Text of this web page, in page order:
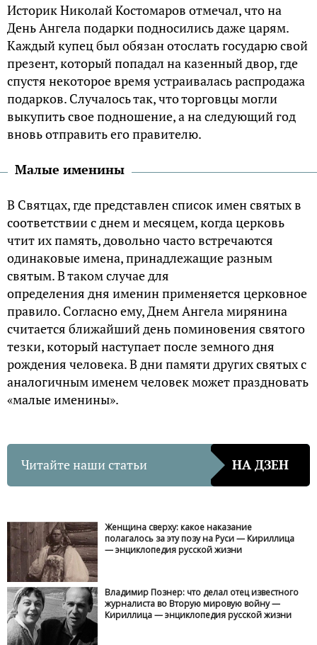
Историк Николай Костомаров отмечал, что на
День Ангела подарки подносились даже царям.
Каждый купец был обязан отослать государю свой
презент, который попадал на казенный двор, где
спустя некоторое время устраивалась распродажа
подарков. Случалось так, что торговцы могли
выкупить свое подношение, а на следующий год
вновь отправить его правителю.
Малые именины
В Святцах, где представлен список имен святых в
соответствии с днем и месяцем, когда церковь
чтит их память, довольно часто встречаются
одинаковые имена, принадлежащие разным
святым. В таком случае для
определения дня именин применяется церковное
правило. Согласно ему, Днем Ангела мирянина
считается ближайший день поминовения святого
тезки, который наступает после земного дня
рождения человека. В дни памяти других святых с
аналогичным именем человек может праздновать
«малые именины».
Читайте наши статьи НА ДЗЕН
Женщина сверху: какое наказание
полагалось за эту позу на Руси — Кириллица
— энциклопедия русской жизни
Владимир Познер: что делал отец известного
журналиста во Вторую мировую войну —
Кириллица — энциклопедия русской жизни